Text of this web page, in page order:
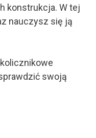
konstrukcja. W tej
nauczysz się ją
swoją